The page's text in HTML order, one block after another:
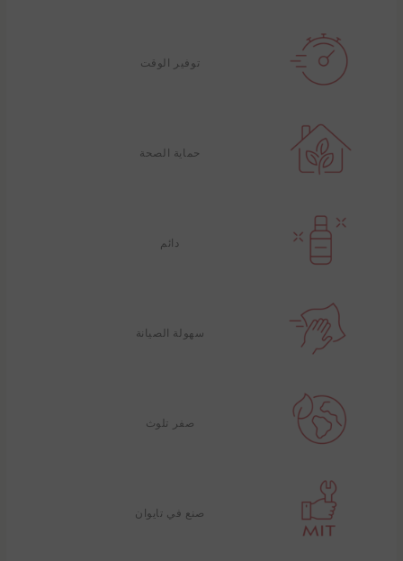
توفير الوقت
حماية الصحة
دائم
سهولة الصيانة
صفر تلوث
صنع في تايوان